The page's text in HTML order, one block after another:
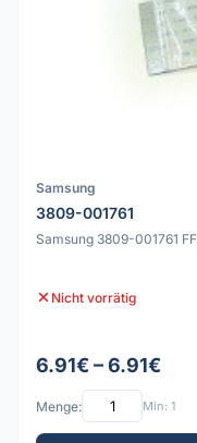
Samsung
3809-001761
Samsung 3809-001761
Nicht vorrätig
6.91€ – 6.91€
Menge: Min: 1